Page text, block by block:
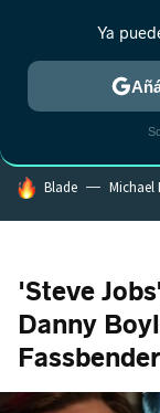
HOY SE HABLA DE
Blade Michael
'Steve
Danny
Fassbender
Ya